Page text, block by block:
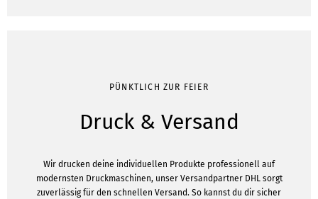
PÜNKTLICH ZUR FEIER
Druck & Versand
Wir drucken deine individuellen Produkte professionell auf
modernsten Druckmaschinen, unser Versandpartner DHL sorgt
zuverlässig für den schnellen Versand. So kannst du dir sicher